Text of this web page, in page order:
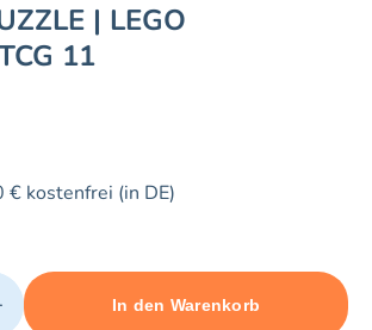
| LEGO
11
€ kostenfrei (in DE)
1 Maximum quantity: 498
In den Warenkorb